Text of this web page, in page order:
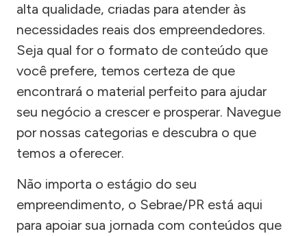
alta qualidade, criadas para atender às
necessidades reais dos empreendedores.
Seja qual for o formato de conteúdo que
você prefere, temos certeza de que
encontrará o material perfeito para ajudar
seu negócio a crescer e prosperar. Navegue
por nossas categorias e descubra o que
temos a oferecer.
Não importa o estágio do seu
empreendimento, o Sebrae/PR está aqui
para apoiar sua jornada com conteúdos que